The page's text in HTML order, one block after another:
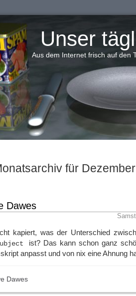
Unser
Aus dem Internet frisch auf den
für
Dawes
kapiert, was der Unterschied
ist? Das kann schon ganz
anpasst und von nix eine Ahnung
Dawes